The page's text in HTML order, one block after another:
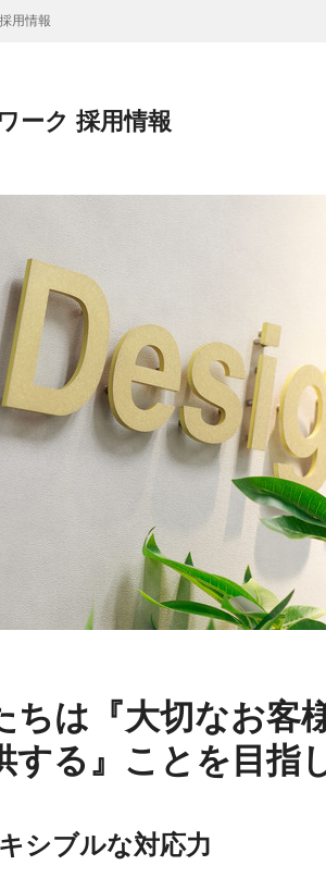
用情報
ーク 採用情報
ちは『大切なお客
する』ことを目指
シブルな対応力